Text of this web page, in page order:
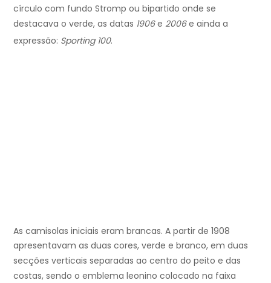
círculo com fundo Stromp ou bipartido onde se
destacava o verde, as datas 1906e 2006e ainda a
expressão: Sporting 100.
As camisolas iniciais eram brancas. A partir de 1908
apresentavam as duas cores, verde e branco, em duas
secções verticais separadas ao centro do peito e das
costas, sendo o emblema leonino colocado na faixa